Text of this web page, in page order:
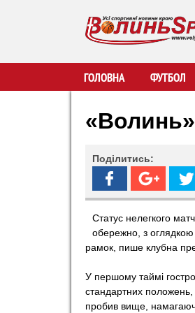
В
н
ь
S
p
ГОЛОВНА ФУТБОЛ
Поділитись:
Статус нелегкого
обережно, з оглядкою
рамок, пише клубна
У першому таймі
стандартних положень,
пробив вище,